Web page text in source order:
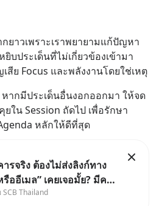
ยาวเพราะเราพยายามแก้ปัญหา
บประเด็นที่ไม่เกี่ยวข้องเข้ามา
ย Focus และพลังงานโดยใช่เหตุ
ากมีประเด็นอื่นงอกออกมา ให้จด
ยใน Session ถัดไป เพื่อรักษา
หลักให้ดีที่สุด
รจริง ต้องไม่ส่งลิงก์ทาง
รืออีเมล” เคยเจอมั้ย? มีคน
ทรจากธนาคาร บอกว่า
Thailand